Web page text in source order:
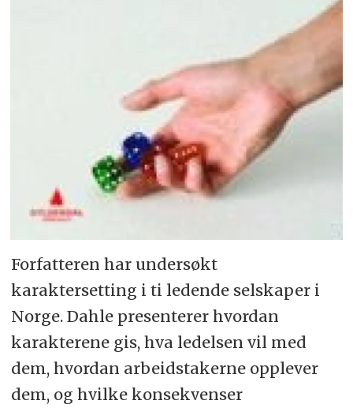
Forfatteren har undersøkt
karaktersetting i ti ledende selskaper i
Norge. Dahle presenterer hvordan
karakterene gis, hva ledelsen vil med
dem, hvordan arbeidstakerne opplever
dem, og hvilke konsekvenser